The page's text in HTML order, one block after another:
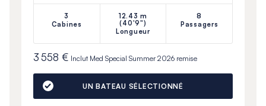
3
Cabines
12.43 m
(40'9")
Longueur
8
Passagers
3 558 € Inclut Med Special Summer 2026remise
UN BATEAU SÉLECTIONNÉ